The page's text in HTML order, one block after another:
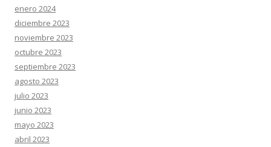
enero 2024
diciembre 2023
noviembre 2023
octubre 2023
septiembre 2023
agosto 2023
julio 2023
junio 2023
mayo 2023
abril 2023